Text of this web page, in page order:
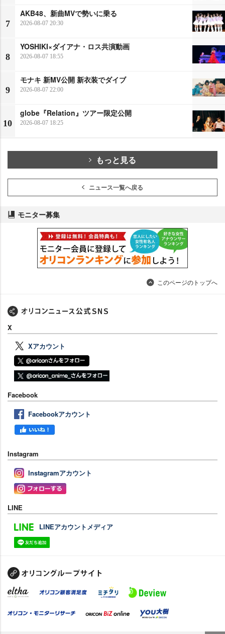
7
AKB48、新曲MVで勢いに乗る
2026-08-07 20:30
8
YOSHIKI×ダイアナ・ロス共演動画
2026-08-07 18:55
9
モナキ 新MV公開 新衣装でダイブ
2026-08-07 22:00
10
globe『Relation』ツアー限定公開
2026-08-07 18:25
もっと見る
ニュース一覧へ戻る
モニター募集
このページのトップへ
X
Xアカウント
Facebook
Facebookアカウント
Instagram
Instagramアカウント
LINE
LINEアカウントメディア